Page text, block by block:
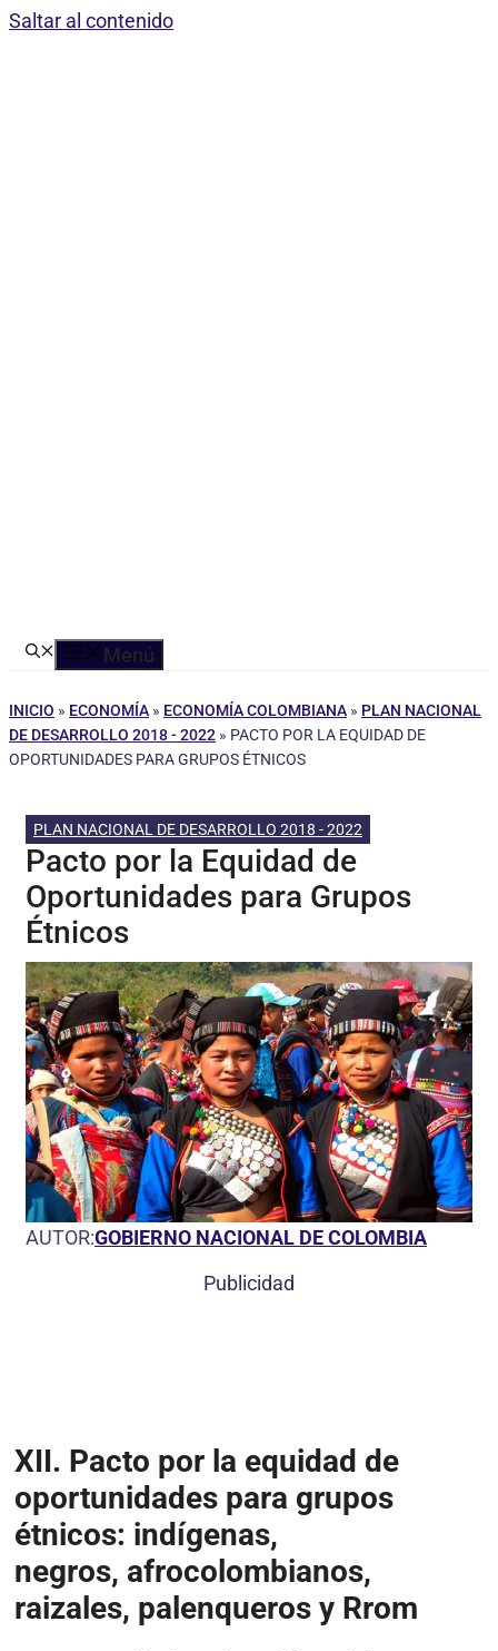
Saltar al contenido
Menú
INICIO » ECONOMÍA » ECONOMÍA COLOMBIANA » PLAN NACIONAL
DE DESARROLLO 2018 - 2022 » PACTO POR LA EQUIDAD DE
OPORTUNIDADES PARA GRUPOS ÉTNICOS
PLAN NACIONAL DE DESARROLLO 2018 - 2022
Pacto por la Equidad de
Oportunidades para Grupos
Étnicos
AUTOR:GOBIERNO NACIONAL DE COLOMBIA
Publicidad
XII. Pacto por la equidad de
oportunidades para grupos
étnicos: indígenas,
negros, afrocolombianos,
raizales, palenqueros y Rrom